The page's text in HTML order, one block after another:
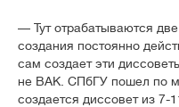
— Тут отрабатываются
создания постоянно
сам создает эти
не ВАК. СПбГУ пошел по
создается диссовет из 7-